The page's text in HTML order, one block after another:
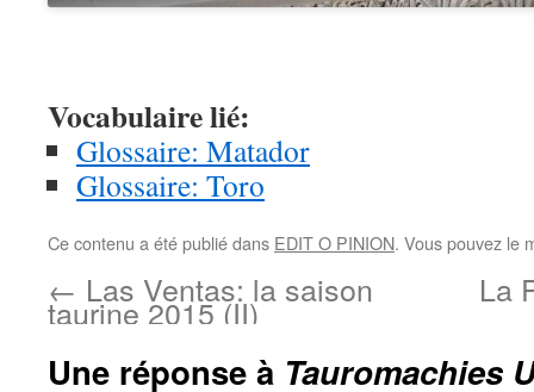
Vocabulaire lié:
Glossaire: Matador
Glossaire: Toro
Ce contenu a été publié dans EDIT O PINION. Vous pouvez le
← Las Ventas: la saison
taurine 2015 (II)
La
Une réponse à Tauromachies